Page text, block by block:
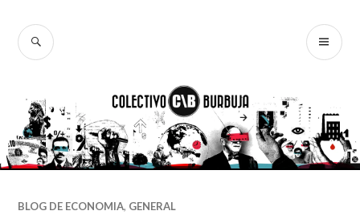
contenido
BUSCAR
BLOG DE ECONOMIA, GENERAL